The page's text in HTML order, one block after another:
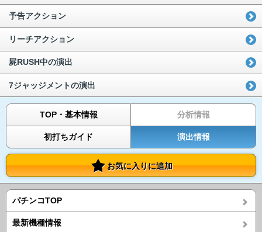
予告アクション
リーチアクション
屍RUSH中の演出
7ジャッジメントの演出
TOP・基本情報 分析情報
初打ちガイド 演出情報
お気に入りに追加
パチンコTOP
最新機種情報